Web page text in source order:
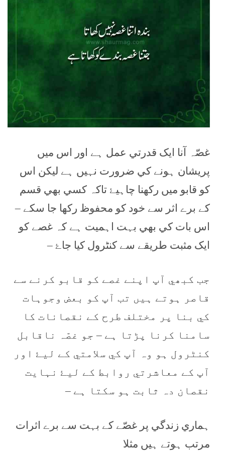
غصّہ آنا ايک قدرتي عمل ہے اور اس ميں
پريشان ہونے کي ضرورت نہيں ہے ليکن اس
کو قابو ميں رکھنا چاہيۓ تاکہ کسي بھي قسم
کے برے اثر سے خود کو محفوظ رکھا جا سکے –
اس بات کي بھي بہت اہميت ہے کہ غصے کو
ايک مثبت طريقے سے کنٹرول کيا جاۓ –
جب کبھي آپ اپنے غصے کو قابو کرنے سے
قاصر ہوتے ہيں تب آپ کو بعض وجوہات
کي بنا پر مختلف طرح کے نقصانات کا
سامنا کرنا پڑتا ہے – جو غصّہ ناقابل
کنٹرول ہو وہ آپ کي سلامتي کے ليۓ اور
آپ کے معاشرتي روابط کے ليۓ نہايت
نقصان دہ ثابت ہو سکتا ہے –
ہماري زندگي پر غصّے کے بہت سے برے اثرات
مرتب ہوتے ہيں مثلا